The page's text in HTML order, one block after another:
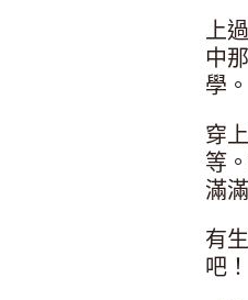
上
中
學。
穿
等
滿
有
吧！